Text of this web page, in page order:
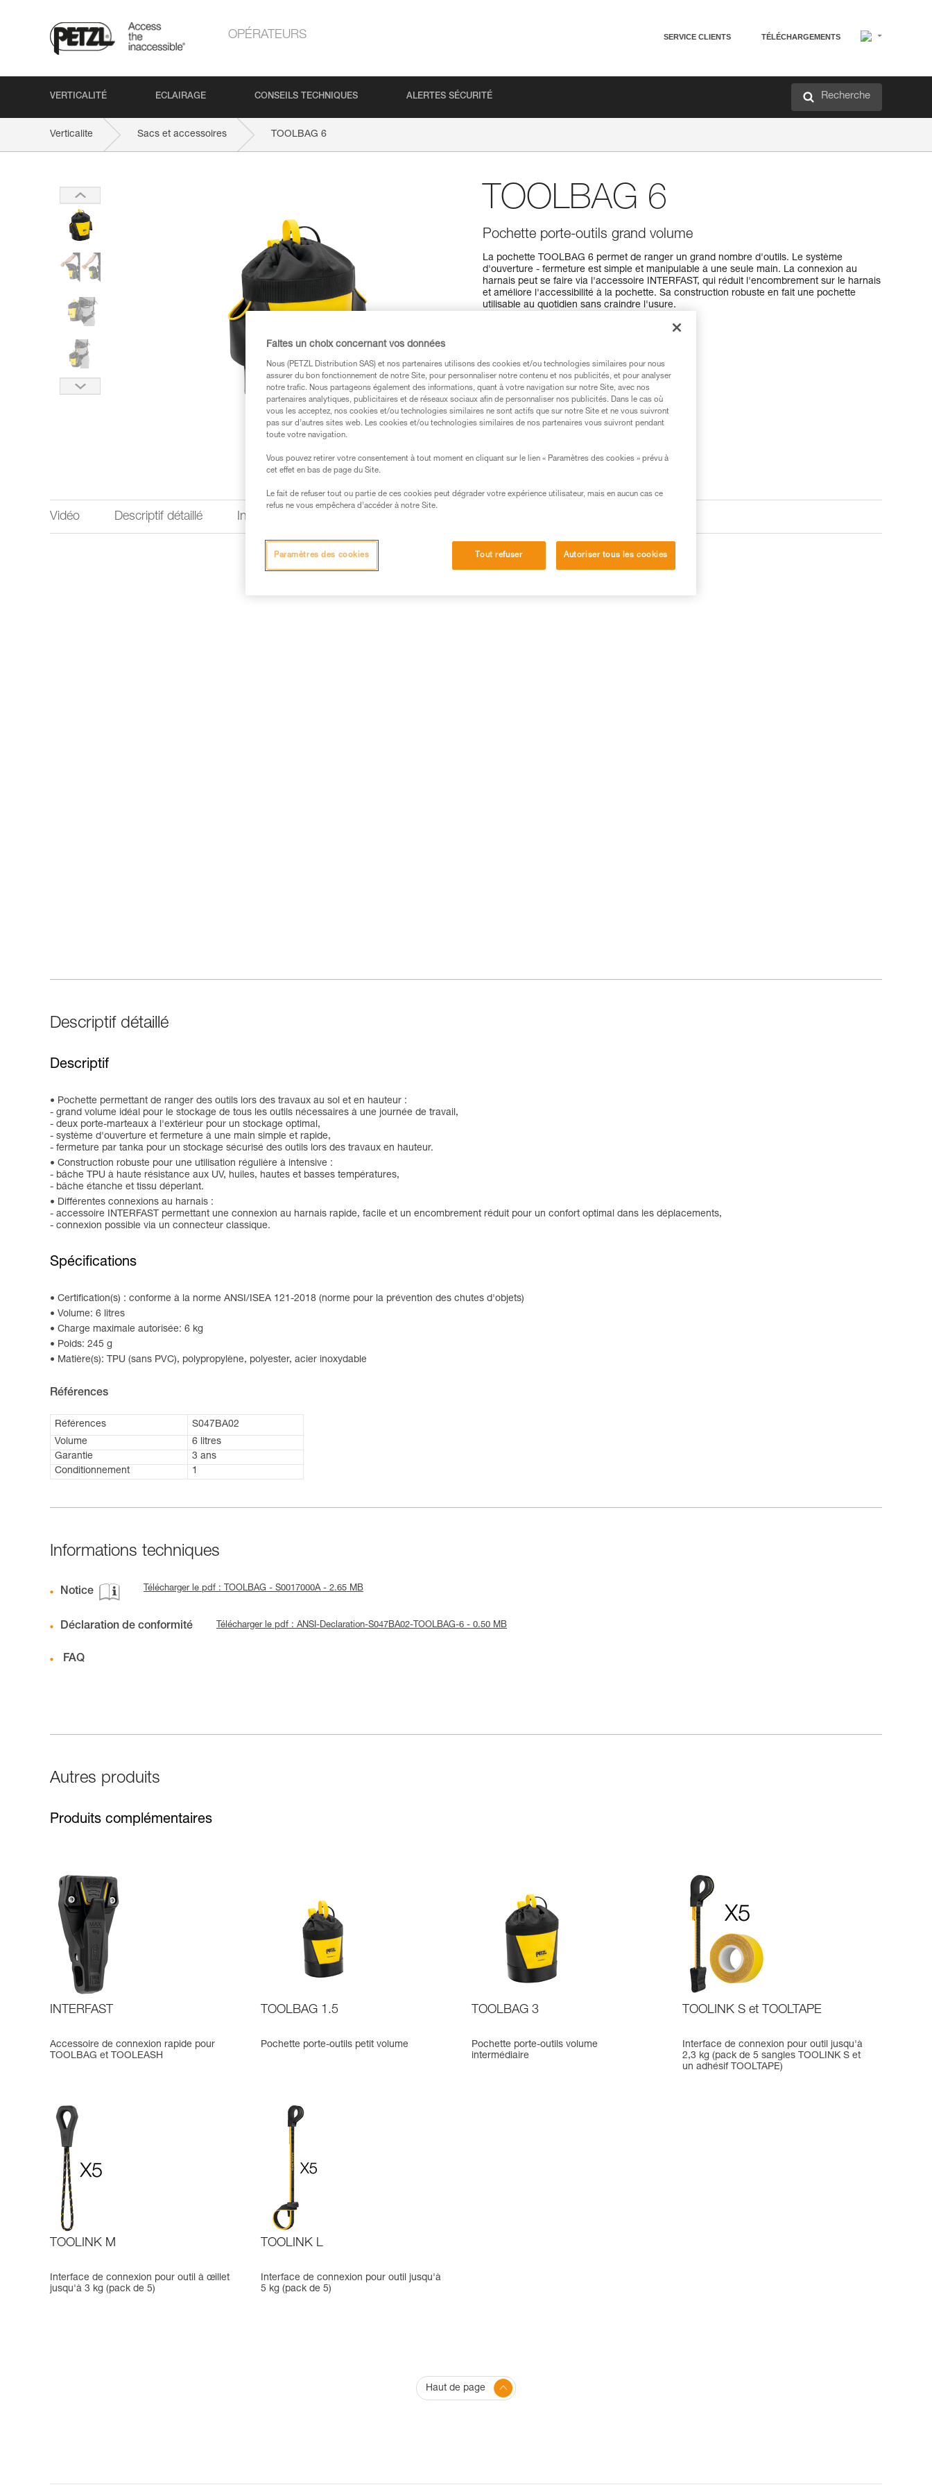
OPÉRATEURS SERVICE CLIENTS TÉLÉCHARGEMENTS
VERTICALITÉ ECLAIRAGE CONSEILS TECHNIQUES ALERTES SÉCURITÉ Recherche
Verticalite Sacs et accessoires TOOLBAG 6
TOOLBAG 6
Pochette porte-outils grand volume
La pochette TOOLBAG 6 permet de ranger un grand nombre d'outils. Le système
d'ouverture - fermeture est simple et manipulable à une seule main. La connexion au
harnais peut se faire via l'accessoire INTERFAST, qui réduit l'encombrement sur le harnais
et améliore l'accessibilité à la pochette. Sa construction robuste en fait une pochette
utilisable au quotidien sans craindre l'usure.
Vidéo Descriptif détaillé Informations techniques
Descriptif détaillé
Descriptif
Pochette permettant de ranger des outils lors des travaux au sol et en hauteur :
- grand volume idéal pour le stockage de tous les outils nécessaires à une journée de travail,
- deux porte-marteaux à l'extérieur pour un stockage optimal,
- système d'ouverture et fermeture à une main simple et rapide,
- fermeture par tanka pour un stockage sécurisé des outils lors des travaux en hauteur.
Construction robuste pour une utilisation régulière à intensive :
- bâche TPU à haute résistance aux UV, huiles, hautes et basses températures,
- bâche étanche et tissu déperlant.
Différentes connexions au harnais :
- accessoire INTERFAST permettant une connexion au harnais rapide, facile et un encombrement réduit pour un confort optimal dans les déplacements,
- connexion possible via un connecteur classique.
Spécifications
Certification(s) : conforme à la norme ANSI/ISEA 121-2018 (norme pour la prévention des chutes d'objets)
Volume: 6 litres
Charge maximale autorisée: 6 kg
Poids: 245 g
Matière(s): TPU (sans PVC), polypropylène, polyester, acier inoxydable
Références
Références
S047BA02
Volume
6 litres
Garantie
3 ans
Conditionnement
1
Informations techniques
Notice Télécharger le pdf : TOOLBAG - S0017000A - 2.65 MB
Déclaration de conformité Télécharger le pdf : ANSI-Declaration-S047BA02-TOOLBAG-6 - 0.50 MB
FAQ
Autres produits
Produits complémentaires
INTERFAST
Accessoire de connexion rapide pour
TOOLBAG et TOOLEASH
TOOLBAG 1.5
Pochette porte-outils petit volume
TOOLBAG 3
Pochette porte-outils volume
intermédiaire
TOOLINK S et TOOLTAPE
Interface de connexion pour outil jusqu'à
2,3 kg (pack de 5 sangles TOOLINK S et
un adhésif TOOLTAPE)
TOOLINK M
Interface de connexion pour outil à œillet
jusqu'à 3 kg (pack de 5)
TOOLINK L
Interface de connexion pour outil jusqu'à
5 kg (pack de 5)
Haut de page
Faites un choix concernant vos données
Nous (PETZL Distribution SAS) et nos partenaires utilisons des cookies et/ou technologies similaires pour nous
assurer du bon fonctionnement de notre Site, pour personnaliser notre contenu et nos publicités, et pour analyser
notre trafic. Nous partageons également des informations, quant à votre navigation sur notre Site, avec nos
partenaires analytiques, publicitaires et de réseaux sociaux afin de personnaliser nos publicités. Dans le cas où
vous les acceptez, nos cookies et/ou technologies similaires ne sont actifs que sur notre Site et ne vous suivront
pas sur d’autres sites web. Les cookies et/ou technologies similaires de nos partenaires vous suivront pendant
toute votre navigation.
Vous pouvez retirer votre consentement à tout moment en cliquant sur le lien « Paramètres des cookies » prévu à
cet effet en bas de page du Site.
Le fait de refuser tout ou partie de ces cookies peut dégrader votre expérience utilisateur, mais en aucun cas ce
refus ne vous empêchera d’accéder à notre Site.
Tout refuser Autoriser tous les cookies
Paramètres des cookies